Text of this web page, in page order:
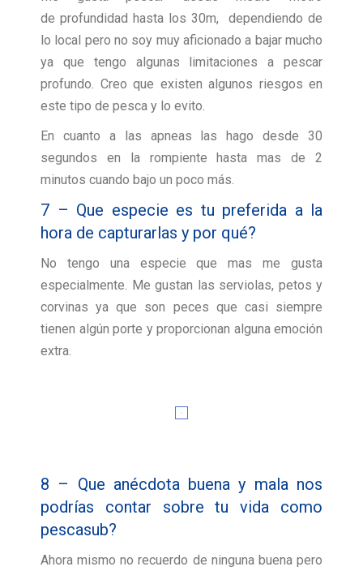
de profundidad hasta los 30m, dependiendo de
lo local pero no soy muy aficionado a bajar mucho
ya que tengo algunas limitaciones a pescar
profundo. Creo que existen algunos riesgos en
este tipo de pesca y lo evito.
En cuanto a las apneas las hago desde 30
segundos en la rompiente hasta mas de 2
minutos cuando bajo un poco más.
7 – Que especie es tu preferida a la
hora de capturarlas y por qué?
No tengo una especie que mas me gusta
especialmente. Me gustan las serviolas, petos y
corvinas ya que son peces que casi siempre
tienen algún porte y proporcionan alguna emoción
extra.
8 – Que anécdota buena y mala nos
podrías contar sobre tu vida como
pescasub?
Ahora mismo no recuerdo de ninguna buena pero